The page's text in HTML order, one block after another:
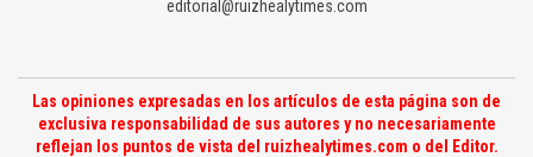
editorial@ruizhealytimes.com
Las opiniones expresadas en los artículos de esta página son de
exclusiva responsabilidad de sus autores y no necesariamente
reflejan los puntos de vista del ruizhealytimes.com o del Editor.